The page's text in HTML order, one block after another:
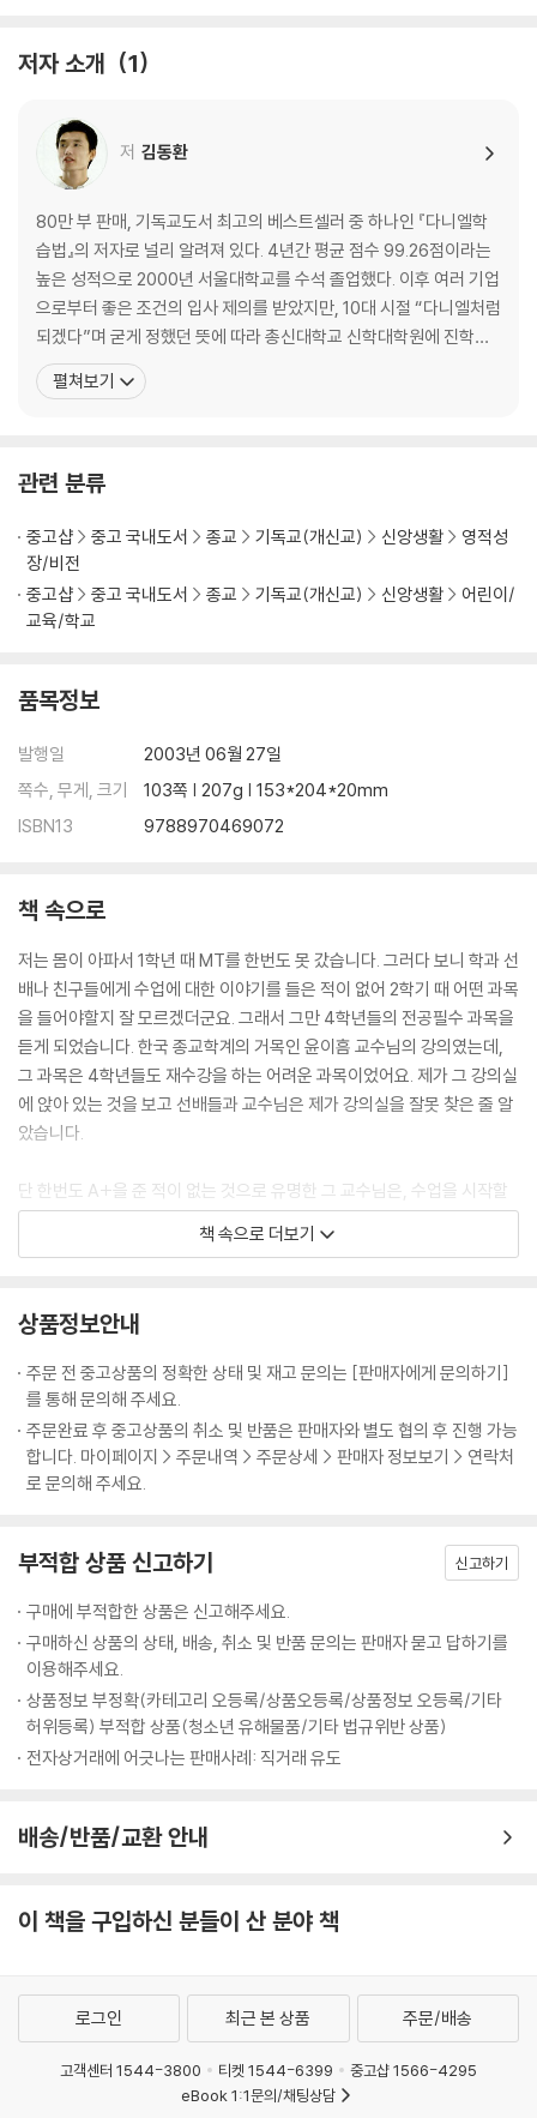
을 사랑하며, 하나님을 위해 살도록 만들어졌으니까요.
3장 수업은 예배다
4장 세상 사람보다 더 열심히!
5장 무엇이든 철저하게!
6장 공부보다 중요한 것
7장 스카이스쿨 공부방
3부 여러분은 이렇게 공부하세요
철저한 성경일기와 신앙훈련을 바탕으로 효과적인 시간관리를 해서 초등
9장 어린이 다니엘 학습 십계명
저자 소개 1
저 김동환
80만 부 판매, 기독교도서 최고의 베스트셀러 중 하나인 『다니엘학
습법』의 저자로 널리 알려져 있다. 4년간 평균 점수 99.26점이라는
높은 성적으로 2000년 서울대학교를 수석 졸업했다. 이후 여러 기업
으로부터 좋은 조건의 입사 제의를 받았지만, 10대 시절 “다니엘처럼
되겠다”며 굳게 정했던 뜻에 따라 총신대학교 신학대학원에 진학했
으며, 서울대학교 교육학과 박사과정을 수료했다. 퇴행성 디스크라
는 병을 가진 채 기도와 인내로 하나님을 의지하여 성실하게 공부했
펼쳐보기
관련 분류
중고샵 중고 국내도서 종교 기독교(개신교) 신앙생활
영적성
장/비전
중고샵
중고 국내도서 종교 기독교(개신교) 신앙생활
어린이/
교육/학교
품목정보
발행일
2003년 06월 27일
쪽수, 무게, 크기
103쪽 | 207g | 153*204*20mm
ISBN13
9788970469072
책 속으로
저는 몸이 아파서 1학년 때 MT를 한번도 못 갔습니다. 그러다 보니 학과 선
배나 친구들에게 수업에 대한 이야기를 들은 적이 없어 2학기 때 어떤 과목
을 들어야할지 잘 모르겠더군요. 그래서 그만 4학년들의 전공필수 과목을
듣게 되었습니다. 한국 종교학계의 거목인 윤이흠 교수님의 강의였는데,
그 과목은 4학년들도 재수강을 하는 어려운 과목이었어요. 제가 그 강의실
에 앉아 있는 것을 보고 선배들과 교수님은 제가 강의실을 잘못 찾은 줄 알
았습니다.
단 한번도 A+을 준 적이 없는 것으로 유명한 그 교수님은, 수업을 시작할
때 그 날 수업에서 핵심이 되는 문제를 물으셨습니다. 출석부를 보고 나이
가 많은 많은 학생부터 질문을 해서 답을 못하면 다음 사람에게 넘어가는
"하나님, 제가 이 수업을 잘할 수 있게 도와주세요."
처음 듣는 어려운 수업이니 저는 마음 속으로 기도를 할 수밖에요. 그러다
드디어 제가 대답해야 할 차계가 되었습니다. 저는 이 수업을 어떻게 하고,
어떤 식으로 개념을 정리할지 미리 생각하고 기도한 내용을 말씀드렸습니
을 못해서 또 제 차례가 되었어요. 예습하면서 생각했던 것을 교수님께 말
니다. 그 다음부터는 선배들도 1학년에게 질세라 예습을 많이 하기 시작했
습니다. (...)
--- pp 58~60
저는 공부할 때 공부하는 책 말고는 책상 위에서 다 치워요. 이것저것 많으
상에 안 둔답니다. 책상을 깨끗이 해보세요. 공부가 더 잘될 거예요.
책 속으로 더보기
상품정보안내
주문 전 중고상품의 정확한 상태 및 재고 문의는 [판매자에게 문의하기]
를 통해 문의해 주세요.
주문완료 후 중고상품의 취소 및 반품은 판매자와 별도 협의 후 진행 가능
합니다. 마이페이지 > 주문내역 > 주문상세 > 판매자 정보보기 > 연락처
로 문의해 주세요.
부적합 상품 신고하기 신고하기
구매에 부적합한 상품은 신고해주세요.
구매하신 상품의 상태, 배송, 취소 및 반품 문의는 판매자 묻고 답하기를
이용해주세요.
상품정보 부정확(카테고리 오등록/상품오등록/상품정보 오등록/기타
허위등록) 부적합 상품(청소년 유해물품/기타 법규위반 상품)
전자상거래에 어긋나는 판매사례: 직거래 유도
배송/반품/교환 안내
이 책을 구입하신 분들이 산 분야 책
로그인 최근 본 상품 주문/배송
고객센터 1544-3800 티켓 1544-6399
중고샵 1566-4295
eBook 1:1문의/채팅상담